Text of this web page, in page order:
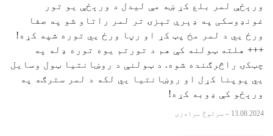
ورېځې لمر بلع کړ ښه مې لیدل د ورېځې یو تور
غونډوسکی په ډېرې تېزۍ تر لمر راتاو شو په صفا
ورځ يي د لمر مخ پټ کړ او رڼا ورځ يي توره شپه کړه!
+++ هلته ټولنه کې هم د تورتم یوه توره ډله په
چټکۍ راڅرګنده شوه. د ټولنې د روښانتیا ټول وسایل
يي پوپنا کړل او روښانتیا يي لکه د لمر سترګه په
ورېځو کې ډوبه کړه!
13.08.2024
– سرلوڅ مرادزی